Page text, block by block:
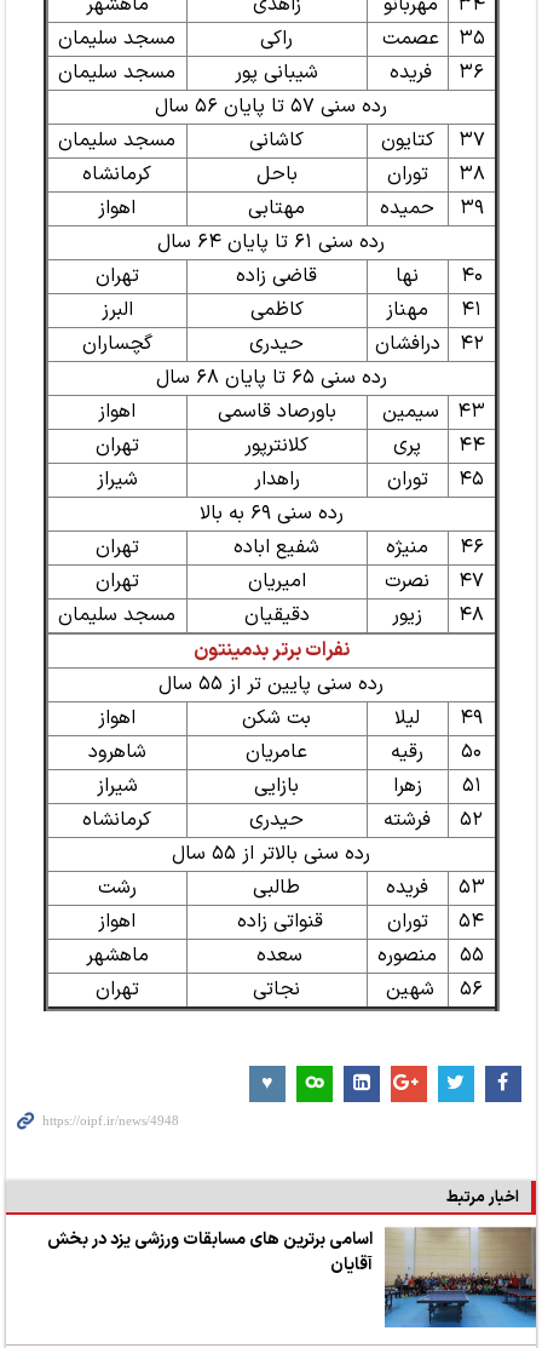
۳۵
عصمت راکی
مسجد سلیمان
۳۶
فریده شیبانی پور
مسجد سلیمان
رده سنی ۵۷ تا پایان ۵۶ سال
۳۷
کتایون کاشانی
مسجد سلیمان
۳۸
توران باحل
کرمانشاه
۳۹
حمیده مهتابی
اهواز
رده سنی ۶۱ تا پایان ۶۴ سال
۴۰
نها قاضی زاده
تهران
۴۱
مهناز کاظمی
البرز
۴۲
درافشان حیدری
گچساران
رده سنی ۶۵ تا پایان ۶۸ سال
۴۳
سیمین باورصاد قاسمی
اهواز
۴۴
پری کلانترپور
تهران
۴۵
توران راهدار
شیراز
رده سنی ۶۹ به بالا
۴۶
منیژه شفیع اباده
تهران
۴۷
نصرت امیریان
تهران
۴۸
زیور دقیقیان
مسجد سلیمان
نفرات برتر بدمینتون
رده سنی پایین تر از ۵۵ سال
۴۹
لیلا بت شکن
اهواز
۵۰
رقیه عامریان
شاهرود
۵۱
زهرا بازایی
شیراز
۵۲
فرشته حیدری
کرمانشاه
رده سنی بالاتر از ۵۵ سال
۵۳
فریده طالبی
رشت
۵۴
توران قنواتی زاده
اهواز
۵۵
منصوره سعده
ماهشهر
۵۶
شهین نجاتی تهران
اخبار مرتبط
اسامی برترین های مسابقات ورزشی یزد در بخش
آقایان